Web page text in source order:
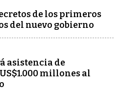
de los primeros
del nuevo gobierno
asistencia de
millones al